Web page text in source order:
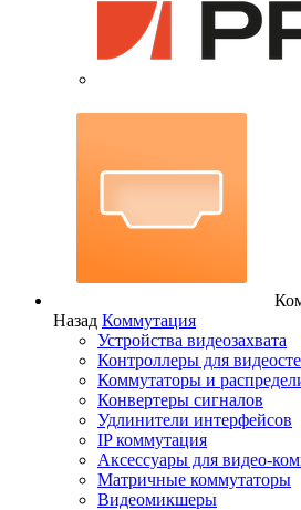
Назад Коммутация
Устройства видеозахвата
Контроллеры для
Коммутаторы и
Конвертеры сигналов
Удлинители интерфейсов
IP коммутация
Аксессуары для видео-
Матричные коммутаторы
Видеомикшеры